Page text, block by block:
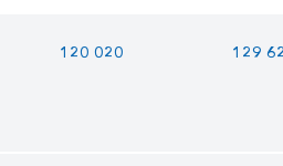
120 020 129